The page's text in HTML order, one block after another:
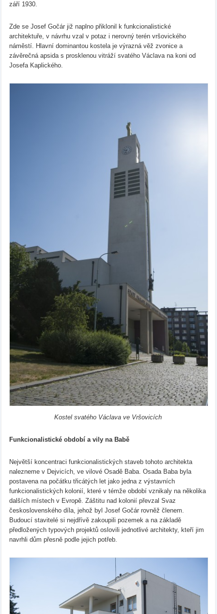
září 1930.
Zde se Josef Gočár již naplno přiklonil k funkcionalistické
architektuře, v návrhu vzal v potaz i nerovný terén vršovického
náměstí. Hlavní dominantou kostela je výrazná věž zvonice a
závěrečná apsida s prosklenou vitráží svatého Václava na koni od
Josefa Kaplického.
Kostel svatého Václava ve Vršovicích
Funkcionalistické období a vily na Babě
Největší koncentraci funkcionalistických staveb tohoto architekta
nalezneme v Dejvicích, ve vilové Osadě Baba. Osada Baba byla
postavena na počátku třicátých let jako jedna z výstavních
funkcionalistických kolonií, které v témže období vznikaly na několika
dalších místech v Evropě. Záštitu nad kolonií převzal Svaz
československého díla, jehož byl Josef Gočár rovněž členem.
Budoucí stavitelé si nejdřívě zakoupili pozemek a na základě
předložených typových projektů oslovili jednotlivé architekty, kteří jim
navrhli dům přesně podle jejich potřeb.